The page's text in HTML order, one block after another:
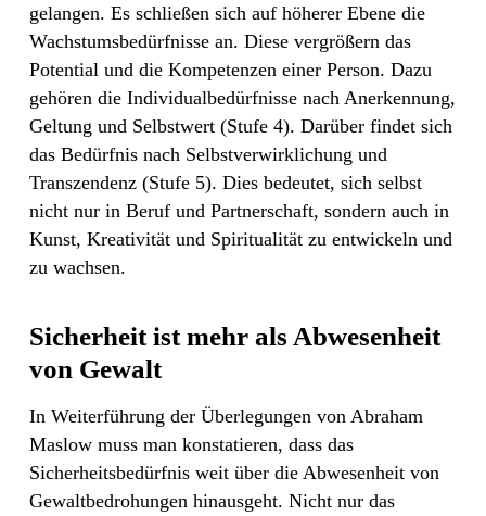
gelangen. Es schließen sich auf höherer Ebene die
Wachstumsbedürfnisse an. Diese vergrößern das
Potential und die Kompetenzen einer Person. Dazu
gehören die Individualbedürfnisse nach Anerkennung,
Geltung und Selbstwert (Stufe 4). Darüber findet sich
das Bedürfnis nach Selbstverwirklichung und
Transzendenz (Stufe 5). Dies bedeutet, sich selbst
nicht nur in Beruf und Partnerschaft, sondern auch in
Kunst, Kreativität und Spiritualität zu entwickeln und
zu wachsen.
Sicherheit ist mehr als Abwesenheit
von Gewalt
In Weiterführung der Überlegungen von Abraham
Maslow muss man konstatieren, dass das
Sicherheitsbedürfnis weit über die Abwesenheit von
Gewaltbedrohungen hinausgeht. Nicht nur das